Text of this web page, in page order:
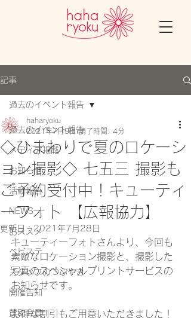
記事
過去のイベント報告
メディア掲載
お知らせ
活動報告
NEWS
おススメ
ベビステ
スタッフのつぶやき
開催告知
賛助会員
過去のイベント報告
◇ひまわりで夏のロケーシ
ョン撮影◇ 七五三 撮影も
ご予約受付中！キューティ
ーフォト 【広報協力】
haharyoku
2021年7月9日 読了時間: 4分
更新日： 2021年7月28日
キューティーフォトさんより、今回も
素敵なロケーション撮影と、撮影した
写真のスペシャルプリントサービスの
お知らせです。
お得な割引もご用意いただきました！